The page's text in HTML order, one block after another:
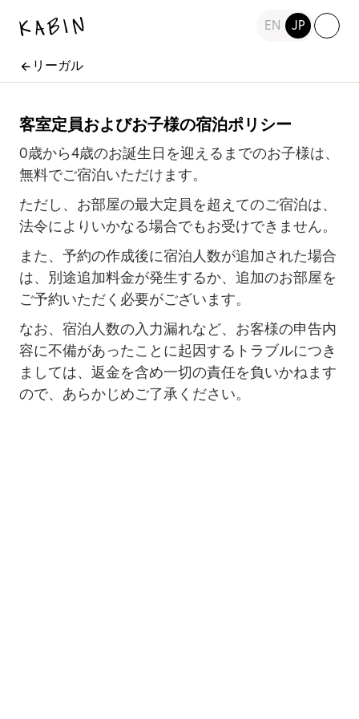
EN JP
リーガル
客室定員およびお子様の宿泊ポリシー
0歳から4歳のお誕生日を迎えるまでのお子様は、
無料でご宿泊いただけます。
ただし、お部屋の最大定員を超えてのご宿泊は、
法令によりいかなる場合でもお受けできません。
また、予約の作成後に宿泊人数が追加された場合
は、別途追加料金が発生するか、追加のお部屋を
ご予約いただく必要がございます。
なお、宿泊人数の入力漏れなど、お客様の申告内
容に不備があったことに起因するトラブルにつき
ましては、返金を含め一切の責任を負いかねます
ので、あらかじめご了承ください。